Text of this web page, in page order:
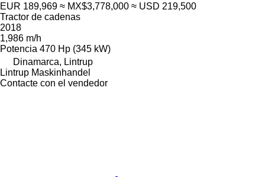
EUR 189,969 ≈ MX$3,778,000 ≈ USD 219,500
Tractor de cadenas
2018
1,986 m/h
Potencia 470 Hp (345 kW)
Dinamarca, Lintrup
Lintrup Maskinhandel
Contacte con el vendedor